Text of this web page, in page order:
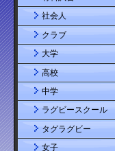
社会人
クラブ
大学
高校
中学
ラグビースクール
タグラグビー
女子